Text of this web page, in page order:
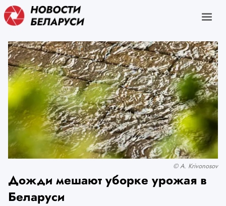
© A. Krivonosov
Дожди мешают уборке урожая в
Беларуси